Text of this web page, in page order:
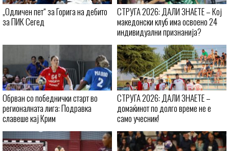
„Одличен пет“ за Горига на дебито
за ПИК Сегед
СТРУГА 2026: ДАЛИ ЗНАЕТЕ – Кој
македонски клуб има освоено 24
индивидуални признанија?
Обрван со победнички старт во
регионалната лига: Подравка
славеше кај Крим
СТРУГА 2026: ДАЛИ ЗНАЕТЕ –
домаќинот по долго време не е
само учесник!